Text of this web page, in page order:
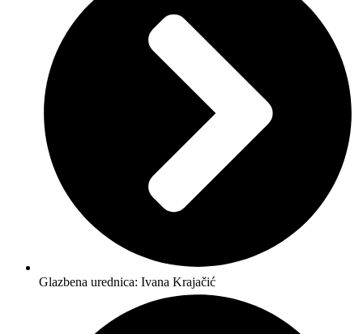
Glazbena urednica: Ivana Krajačić